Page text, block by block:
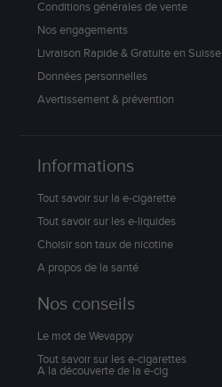
Conditions générales de vente
Nos engagements
Livraison Rapide & Gratuite en Suisse
Données personnelles
Avertissement & prévention
Informations
Tout savoir sur la e-cigarette
Tout savoir sur les e-liquides
Choisir son taux de nicotine
A propos de la santé
Nos conseils
Le mot de Wevappy
Tout savoir sur les e-cigarettes
A la découverte de la e-cig